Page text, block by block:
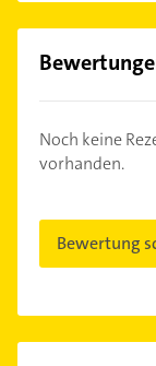
Noch keine
vorhanden.
Bewertung